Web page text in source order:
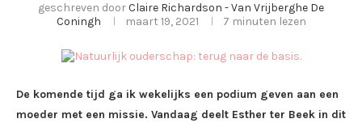
geschreven doorClaire Richardson - Van Vrijberghe De
Coningh
maart 19, 2021 7 minuten lezen
De komende tijd ga ik wekelijks een podium geven aan een
moeder met een missie. Vandaag deelt Esther ter Beek in dit